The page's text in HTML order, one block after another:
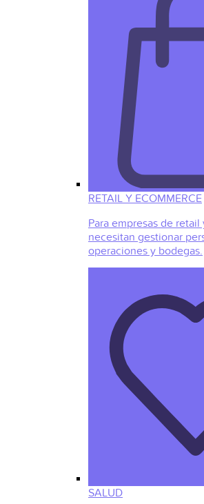
RETAIL Y ECOMMERCE
Para empresas de
necesitan gestionar
operaciones y bodegas.
SALUD